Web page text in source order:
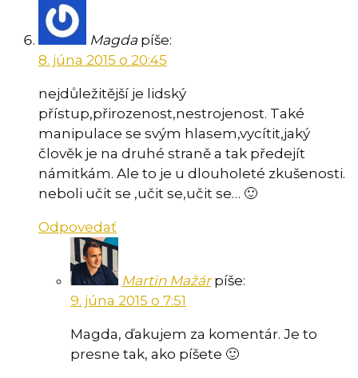
Magda píše:
8. júna 2015 o 20:45
nejdůležitější je lidský
přístup,přirozenost,nestrojenost. Také
manipulace se svým hlasem,vycítit,jaký
člověk je na druhé straně a tak předejít
námitkám. Ale to je u dlouholeté zkušenosti.
neboli učit se ,učit se,učit se… 🙂
Odpovedať
Martin Mažár píše:
9. júna 2015 o 7:51
Magda, ďakujem za komentár. Je to
presne tak, ako píšete 🙂